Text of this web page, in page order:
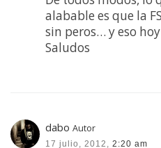
alabable es que la
sin peros… y eso
Saludos
dabo Autor
17 julio, 2012, 2:20 am